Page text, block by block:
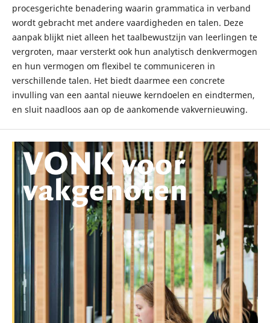
procesgerichte benadering waarin grammatica in verband
wordt gebracht met andere vaardigheden en talen. Deze
aanpak blijkt niet alleen het taalbewustzijn van leerlingen te
vergroten, maar versterkt ook hun analytisch denkvermogen
en hun vermogen om flexibel te communiceren in
verschillende talen. Het biedt daarmee een concrete
invulling van een aantal nieuwe kerndoelen en eindtermen,
en sluit naadloos aan op de aankomende vakvernieuwing.